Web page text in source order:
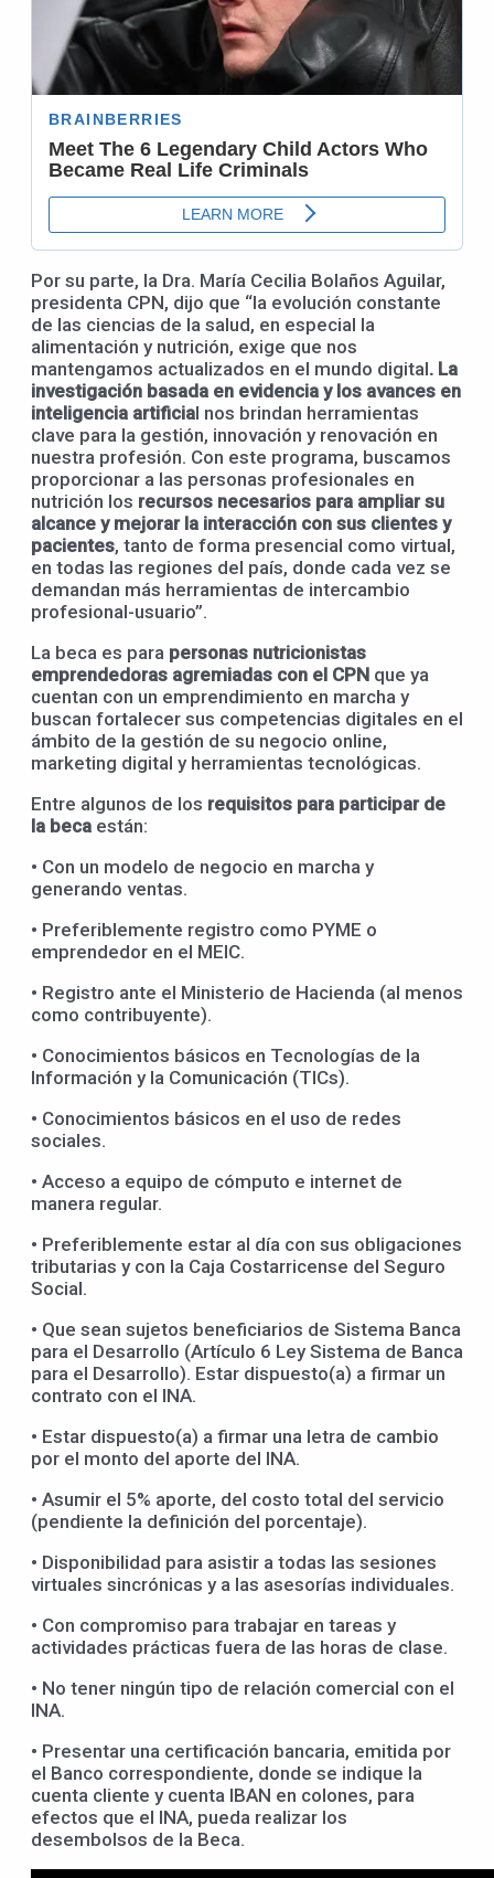
Por su parte, la Dra. María Cecilia Bolaños Aguilar,
presidenta CPN, dijo que “la evolución constante
de las ciencias de la salud, en especial la
alimentación y nutrición, exige que nos
mantengamos actualizados en el mundo digital. La
investigación basada en evidencia y los avances en
inteligencia artificial nos brindan herramientas
clave para la gestión, innovación y renovación en
nuestra profesión. Con este programa, buscamos
proporcionar a las personas profesionales en
nutrición los recursos necesarios para ampliar su
alcance y mejorar la interacción con sus clientes y
pacientes, tanto de forma presencial como virtual,
en todas las regiones del país, donde cada vez se
demandan más herramientas de intercambio
profesional-usuario”.
La beca es para personas nutricionistas
emprendedoras agremiadas con el CPN que ya
cuentan con un emprendimiento en marcha y
buscan fortalecer sus competencias digitales en el
ámbito de la gestión de su negocio online,
marketing digital y herramientas tecnológicas.
Entre algunos de los requisitos para participar de
la beca están:
• Con un modelo de negocio en marcha y
generando ventas.
• Preferiblemente registro como PYME o
emprendedor en el MEIC.
• Registro ante el Ministerio de Hacienda (al menos
como contribuyente).
• Conocimientos básicos en Tecnologías de la
Información y la Comunicación (TICs).
• Conocimientos básicos en el uso de redes
sociales.
• Acceso a equipo de cómputo e internet de
manera regular.
• Preferiblemente estar al día con sus obligaciones
tributarias y con la Caja Costarricense del Seguro
Social.
• Que sean sujetos beneficiarios de Sistema Banca
para el Desarrollo (Artículo 6 Ley Sistema de Banca
para el Desarrollo). Estar dispuesto(a) a firmar un
contrato con el INA.
• Estar dispuesto(a) a firmar una letra de cambio
por el monto del aporte del INA.
• Asumir el 5% aporte, del costo total del servicio
(pendiente la definición del porcentaje).
• Disponibilidad para asistir a todas las sesiones
virtuales sincrónicas y a las asesorías individuales.
• Con compromiso para trabajar en tareas y
actividades prácticas fuera de las horas de clase.
• No tener ningún tipo de relación comercial con el
INA.
• Presentar una certificación bancaria, emitida por
el Banco correspondiente, donde se indique la
cuenta cliente y cuenta IBAN en colones, para
efectos que el INA, pueda realizar los
desembolsos de la Beca.